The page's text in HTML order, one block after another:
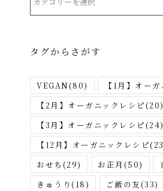
ー
ら
が
す
タグからさがす
VEGAN(80) 【1月】オー
【2月】オーガニックレシピ(20)
【3月】オーガニックレシピ(24)
【12月】オーガニックレシピ
おせち (29) お正月 (50)
きゅうり (18) ご飯の友(33)